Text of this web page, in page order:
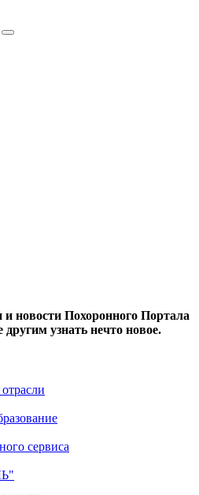
и новости Похоронного Портала
узнать нечто новое.
сервиса